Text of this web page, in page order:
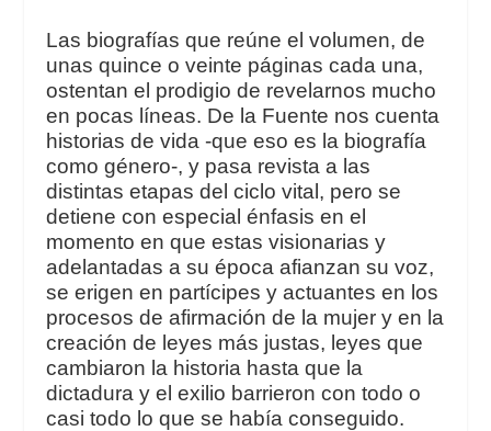
Las biografías que reúne el volumen, de
unas quince o veinte páginas cada una,
ostentan el prodigio de revelarnos mucho
en pocas líneas. De la Fuente nos cuenta
historias de vida -que eso es la biografía
como género-, y pasa revista a las
distintas etapas del ciclo vital, pero se
detiene con especial énfasis en el
momento en que estas visionarias y
adelantadas a su época afianzan su voz,
se erigen en partícipes y actuantes en los
procesos de afirmación de la mujer y en la
creación de leyes más justas, leyes que
cambiaron la historia hasta que la
dictadura y el exilio barrieron con todo o
casi todo lo que se había conseguido.